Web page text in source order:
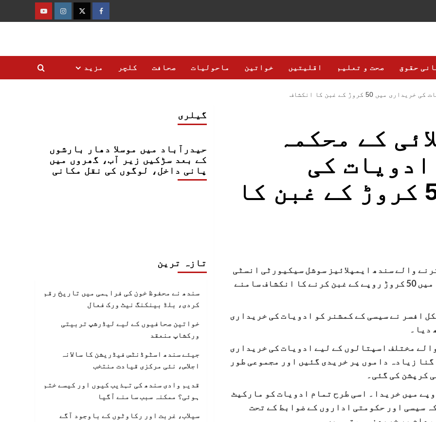
فیس
ٹوئٹرانسٹاگرام
یوٹیوب
حقوق صحت و تعلیم اقلیتیں خواتین ماحولیات صحافت کلچر مزید
کروڑ کے غبن کا انکشاف
کے محکمہ
کی
خریداری میں 50 کروڑ کے غبن کا
والے سندھ ایمپلائیز سوشل سیکیورٹی انسٹی
ٹیوٹ (سیسی) میں ادویات کی خریداری کی مد میں 50 کروڑ روپے کے غبن کرنے کا انکشاف سامنے
افسر نے سیسی کے کمشنر کو ادویات کی خریداری
دیا۔
مختلف اسپتالوں کے لیے ادویات کی خریداری
کی تھی اور مبینہ طور پر تمام ادویات 300 گنا زیادہ داموں پر خریدی گئیں اور مجموعی طور
نے 203 روپے کی گولیوں کا پیکٹ 647 روپے میں خریدا۔ اسی طرح تمام ادویات کو مارکیٹ
جب کہ سیسی اور حکومتی اداروں کے ضوابط کے تحت
گیلری
حیدرآباد میں موسلا دھار بارشوں
کے بعد سڑکیں زیر آب، گھروں میں
پانی داخل، لوگوں کی نقل مکانی
تازہ ترین
سندھ نے محفوظ خون کی فراہمی میں تاریخ رقم
کردی، بلڈ بینکنگ نیٹ ورک فعال
خواتین صحافیوں کے لیے لیڈرشپ تربیتی
ورکشاپ منعقد
جیئے سندھ اسٹوڈنٹس فیڈریشن کا سالانہ
اجلاس، نئی مرکزی قیادت منتخب
قدیم وادی سندھ کی تہذیب کیوں اور کیسے ختم
ہوئی؟ ممکنہ سبب سامنے آگیا
سیلاب، غربت اور رکاوٹوں کے باوجود آگے